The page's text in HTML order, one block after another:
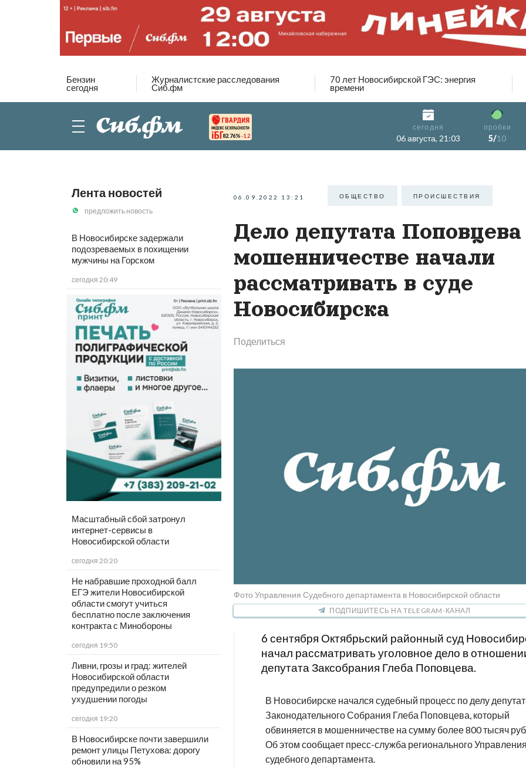
Бензин
сегодня
Журналистские расследования
Сиб.фм
70 лет Новосибирской ГЭС: энергия
времени
82.76% -1.2
сегодня
06 августа, 21:03
пробки
5/10
Лента новостей
предложить новость
В Новосибирске задержали
подозреваемых в похищении
мужчины на Горском
сегодня 20:49
Масштабный сбой затронул
интернет-сервисы в
Новосибирской области
сегодня 20:20
Не набравшие проходной балл
ЕГЭ жители Новосибирской
области смогут учиться
бесплатно после заключения
контракта с Минобороны
сегодня 19:50
Ливни, грозы и град: жителей
Новосибирской области
предупредили о резком
ухудшении погоды
сегодня 19:20
В Новосибирске почти завершили
ремонт улицы Петухова: дорогу
обновили на 95%
06.09.2022 13:21 ОБЩЕСТВО ПРОИCШЕСТВИЯ
Дело депутата Поповцева
мошенничестве начали
рассматривать в суде
Новосибирска
Поделиться
Фото Управления Судебного департамента в Новосибирской области
ПОДПИШИТЕСЬ НА TELEGRAM-КАНАЛ
6 сентября Октябрьский районный суд
начал рассматривать уголовное дело в
депутата Заксобрания Глеба Поповцева.
В Новосибирске начался судебный процесс по делу
Законодательного Собрания Глеба Поповцева, который
обвиняется в мошенничестве на сумму более 800 тысяч
Об этом сообщает пресс-служба регионального
судебного департамента.